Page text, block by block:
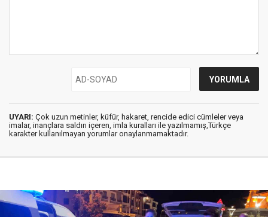
UYARI: Çok uzun metinler, küfür, hakaret, rencide edici cümleler veya
imalar, inançlara saldırı içeren, imla kuralları ile yazılmamış,Türkçe
karakter kullanılmayan yorumlar onaylanmamaktadır.